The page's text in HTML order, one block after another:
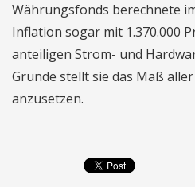
Währungsfonds berechnete
Inflation sogar mit 1.370.000
anteiligen Strom- und
Grunde stellt sie das Maß
anzusetzen.